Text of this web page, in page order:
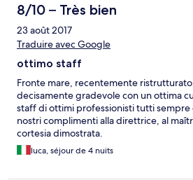
8/10 – Très bien
23 août 2017
Traduire avec Google
ottimo staff
Fronte mare, recentemente
decisamente gradevole con un ottima
staff di ottimi professionisti tutti
nostri complimenti alla direttrice, al
cortesia dimostrata.
luca, séjour de 4 nuits